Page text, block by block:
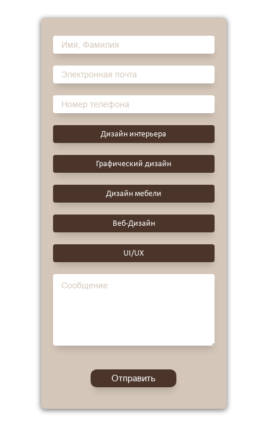
Дизайн интерьера
Графический дизайн
Дизайн мебели
Веб-Дизайн
UI/UX
Отправить